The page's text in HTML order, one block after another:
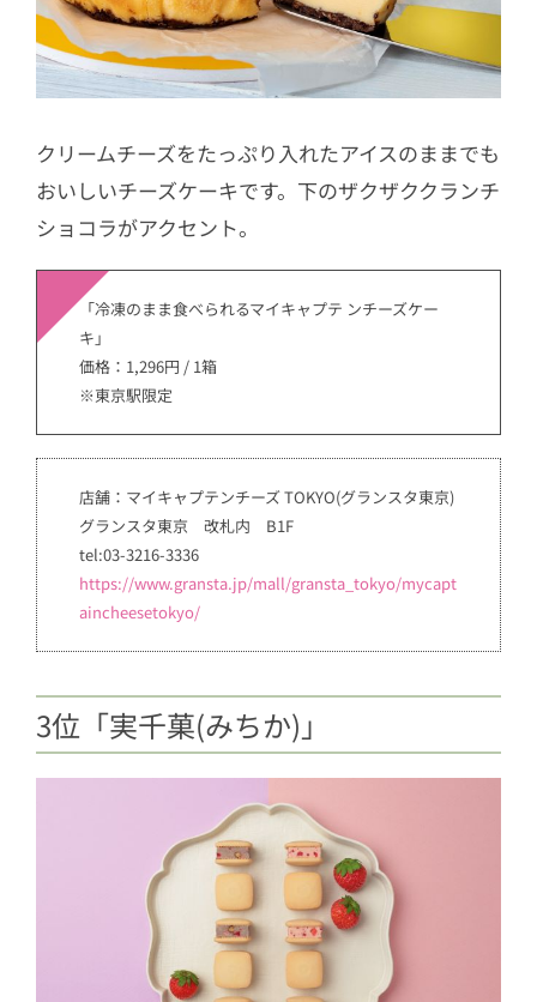
クリームチーズをたっぷり入れたアイスのままでも
おいしいチーズケーキです。下のザクザククランチ
ショコラがアクセント。
「冷凍のまま食べられるマイキャプテ ンチーズケー
キ」
価格：1,296円 / 1箱
※東京駅限定
店舗：マイキャプテンチーズ TOKYO(グランスタ東京)
グランスタ東京 改札内 B1F
tel:03-3216-3336
https://www.gransta.jp/mall/gransta_tokyo/mycapt
aincheesetokyo/
3位「実千菓(みちか)」